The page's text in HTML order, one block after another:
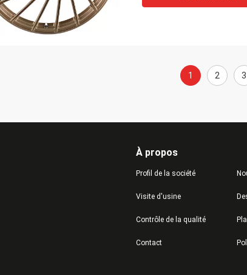
1 2 3
À propos
Profil de la société
Visite d'usine
Contrôle de la qualité
Contact